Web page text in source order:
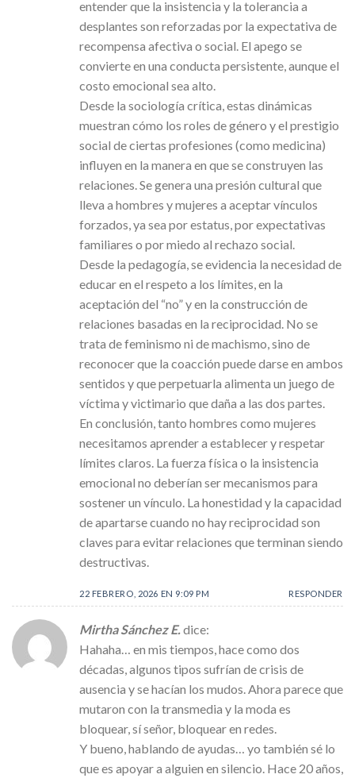
entender que la insistencia y la tolerancia a
desplantes son reforzadas por la expectativa de
recompensa afectiva o social. El apego se
convierte en una conducta persistente, aunque el
costo emocional sea alto.
Desde la sociología crítica, estas dinámicas
muestran cómo los roles de género y el prestigio
social de ciertas profesiones (como medicina)
influyen en la manera en que se construyen las
relaciones. Se genera una presión cultural que
lleva a hombres y mujeres a aceptar vínculos
forzados, ya sea por estatus, por expectativas
familiares o por miedo al rechazo social.
Desde la pedagogía, se evidencia la necesidad de
educar en el respeto a los límites, en la
aceptación del “no” y en la construcción de
relaciones basadas en la reciprocidad. No se
trata de feminismo ni de machismo, sino de
reconocer que la coacción puede darse en ambos
sentidos y que perpetuarla alimenta un juego de
víctima y victimario que daña a las dos partes.
En conclusión, tanto hombres como mujeres
necesitamos aprender a establecer y respetar
límites claros. La fuerza física o la insistencia
emocional no deberían ser mecanismos para
sostener un vínculo. La honestidad y la capacidad
de apartarse cuando no hay reciprocidad son
claves para evitar relaciones que terminan siendo
destructivas.
22 FEBRERO, 2026 EN 9:09 PM RESPONDER
Mirtha Sánchez E.dice:
Hahaha… en mis tiempos, hace como dos
décadas, algunos tipos sufrían de crisis de
ausencia y se hacían los mudos. Ahora parece que
mutaron con la transmedia y la moda es
bloquear, sí señor, bloquear en redes.
Y bueno, hablando de ayudas… yo también sé lo
que es apoyar a alguien en silencio. Hace 20 años,